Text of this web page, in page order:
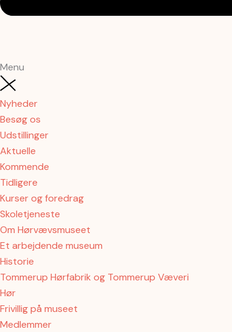
Menu
Nyheder
Besøg os
Udstillinger
Aktuelle
Kommende
Tidligere
Kurser og foredrag
Skoletjeneste
Om Hørvævsmuseet
Et arbejdende museum
Historie
Tommerup Hørfabrik og Tommerup Væveri
Hør
Frivillig på museet
Medlemmer